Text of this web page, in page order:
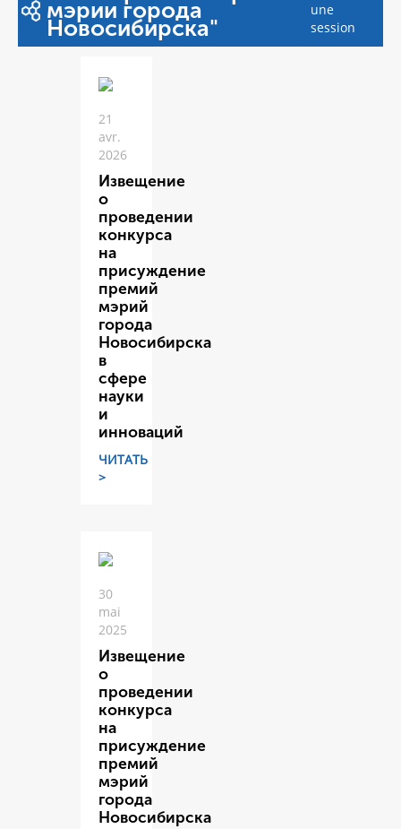
мэрии города
Новосибирска"
une
session
21
avr.
2026
Извещение
о
проведении
конкурса
на
присуждение
премий
мэрий
города
Новосибирска
в
сфере
науки
и
инноваций
ЧИТАТЬ
>
30
mai
2025
Извещение
о
проведении
конкурса
на
присуждение
премий
мэрий
города
Новосибирска